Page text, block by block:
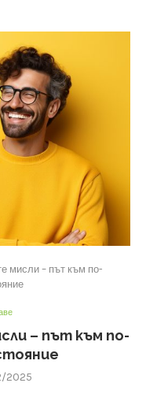
мисли – път към по-
– път към по-
2025